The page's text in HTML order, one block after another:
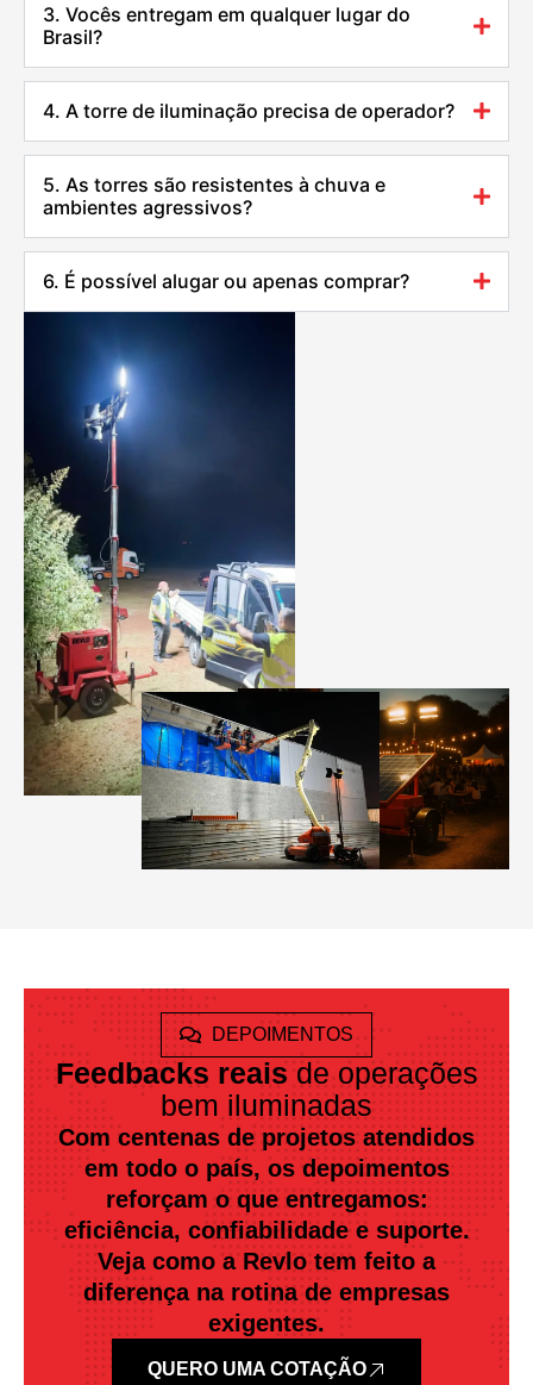
3. Vocês entregam em qualquer lugar do
Brasil?
4. A torre de iluminação precisa de operador?
5. As torres são resistentes à chuva e
ambientes agressivos?
6. É possível alugar ou apenas comprar?
DEPOIMENTOS
Feedbacks reaisde operações
bem iluminadas
Com centenas de projetos atendidos
em todo o país, os depoimentos
reforçam o que entregamos:
eficiência, confiabilidade e suporte.
Veja como a Revlo tem feito a
diferença na rotina de empresas
exigentes.
QUERO UMA COTAÇÃO